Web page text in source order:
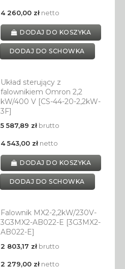
4 260,00 złnetto
DODAJ DO KOSZYKA
DODAJ DO SCHOWKA
Układ sterujący z
falownikiem Omron 2,2
kW/400 V [CS-44-20-2,2kW-
3F]
5 587,89 złbrutto
4 543,00 złnetto
DODAJ DO KOSZYKA
DODAJ DO SCHOWKA
Falownik MX2-2,2kW/230V-
3G3MX2-AB022-E [3G3MX2-
AB022-E]
2 803,17 złbrutto
2 279,00 złnetto